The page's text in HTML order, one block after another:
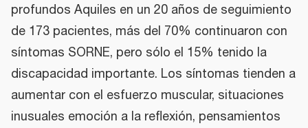
profundos Aquiles en un 20 años de seguimiento
de 173 pacientes, más del 70% continuaron con
síntomas SORNE, pero sólo el 15% tenido la
discapacidad importante. Los síntomas tienden a
aumentar con el esfuerzo muscular, situaciones
inusuales emoción a la reflexión, pensamientos